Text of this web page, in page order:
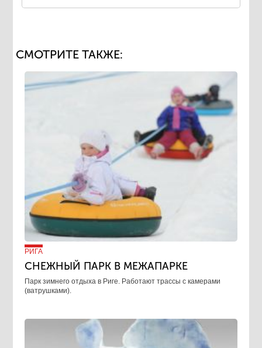
СМОТРИТЕ ТАКЖЕ:
РИГА
СНЕЖНЫЙ ПАРК В МЕЖАПАРКЕ
Парк зимнего отдыха в Риге. Работают трассы с камерами
(ватрушками).